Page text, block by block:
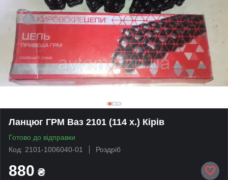
Ланцюг ГРМ Ваз 2101 (114 х.) Кірів
Готово до відправки
Код: 2101-1006040-01
Роздріб
880 ₴